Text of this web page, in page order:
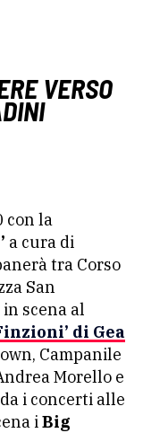
VERSO
con la
a cura di
tra Corso
San
scena al
di Gea
Campanile
Morello e
i concerti alle
iBig